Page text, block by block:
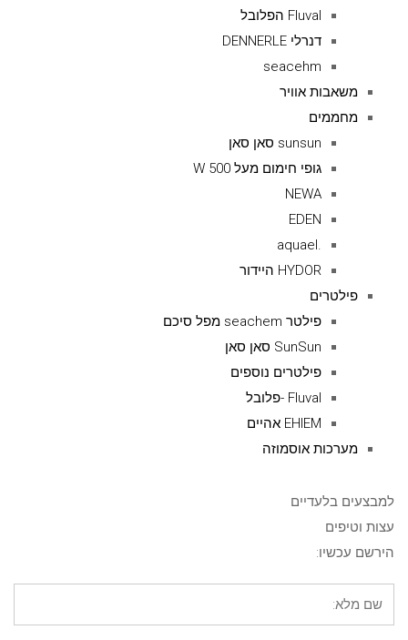
Fluval הפלובל
דנרלי DENNERLE
seacehm
משאבות אוויר
מחממים
sunsun סאן סאן
גופי חימום מעל 500 W
NEWA
EDEN
.aquael
HYDOR היידור
פילטרים
פילטר seachem מפל סיכם
SunSun סאן סאן
פילטרים נוספים
Fluval -פלובל
EHIEM אהיים
מערכות אוסמוזה
למבצעים בלעדיים
עצות וטיפים
הירשם עכשיו: